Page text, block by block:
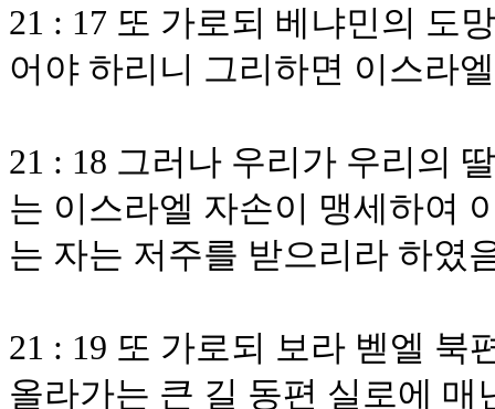
21 : 17 또 가로되 베냐민의 도
어야 하리니 그리하면 이스라
21 : 18 그러나 우리가 우리의
는 이스라엘 자손이 맹세하여
는 자는 저주를 받으리라 하였
21 : 19 또 가로되 보라 벧엘 북
올라가는 큰 길 동편 실로에